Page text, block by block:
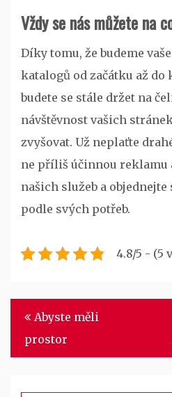
Vždy se nás můžete na
Díky tomu, že budeme vaše
katalogů od začátku až do
budete se stále držet na
návštěvnost vašich
zvyšovat. Už neplaťte
ne příliš účinnou reklamu
našich služeb a
podle svých potřeb.
4.8/5 - (5
Navigace
pro
příspěvek
Abyste měli
prostor